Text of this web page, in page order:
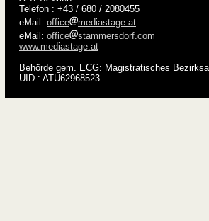
Telefon : +43 / 680 / 2080455
eMail: office
mediastage.at
eMail: office
stammersdorf.com
www.mediastage.at
Behörde gem. ECG: Magistratisches
UID : ATU62968523